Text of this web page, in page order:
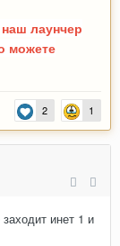
лаунчер
можете
2 1
инет 1 и